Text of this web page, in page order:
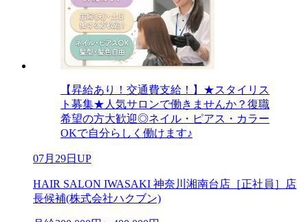
【昇給あり！交通費支給！】★スタイリス
ト募集★人気サロンで働きませんか？復職
希望の方大歓迎◎ネイル・ピアス・カラー
OKで自分らしく働けます♪
07月29日UP
HAIR SALON IWASAKI 神奈川湘南台店［正社員］店
長候補(株式会社ハクブン)